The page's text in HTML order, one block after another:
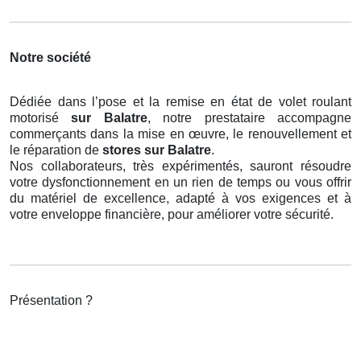
Notre société
Dédiée dans l’pose et la remise en état de volet roulant
motorisésur Balatre, notre prestataire accompagne
commerçants dans la mise en œuvre, le renouvellement et
le réparation de stores sur Balatre.
Nos collaborateurs, très expérimentés, sauront résoudre
votre dysfonctionnement en un rien de temps ou vous offrir
du matériel de excellence, adapté à vos exigences et à
votre enveloppe financière, pour améliorer votre sécurité.
Présentation ?